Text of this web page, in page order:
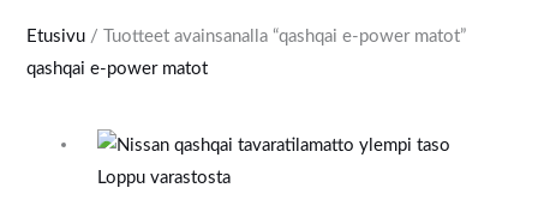
Etusivu / Tuotteet avainsanalla “qashqai e-power matot”
qashqai e-power matot
Loppu varastosta